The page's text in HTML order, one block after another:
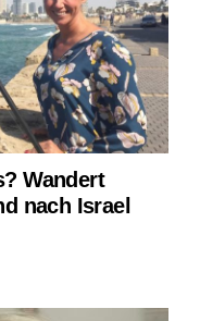
Wandert
nach Israel